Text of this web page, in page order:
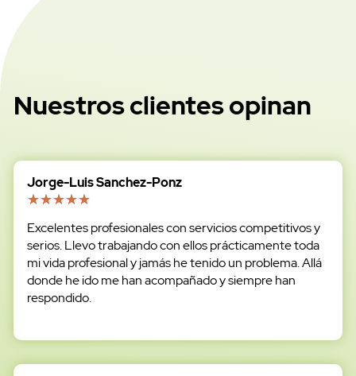
Nuestros clientes opinan
Jorge-Luis Sanchez-Ponz
Excelentes profesionales con servicios competitivos y
serios. Llevo trabajando con ellos prácticamente toda
mi vida profesional y jamás he tenido un problema. Allá
donde he ido me han acompañado y siempre han
respondido.